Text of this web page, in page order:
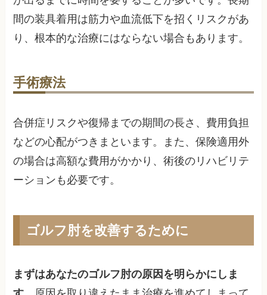
間の装具着用は筋力や血流低下を招くリスクがあ
り、根本的な治療にはならない場合もあります。
手術療法
合併症リスクや復帰までの期間の長さ、費用負担
などの心配がつきまといます。また、保険適用外
の場合は高額な費用がかかり、術後のリハビリテ
ーションも必要です。
ゴルフ肘を改善するために
まずはあなたのゴルフ肘の原因を明らかにしま